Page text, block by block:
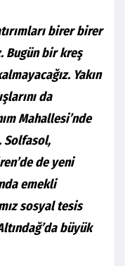
birer birer
Bugün bir kreş
Yakın
da
Mahallesi’nde
Solfasol,
de yeni
emekli
sosyal tesis
büyük